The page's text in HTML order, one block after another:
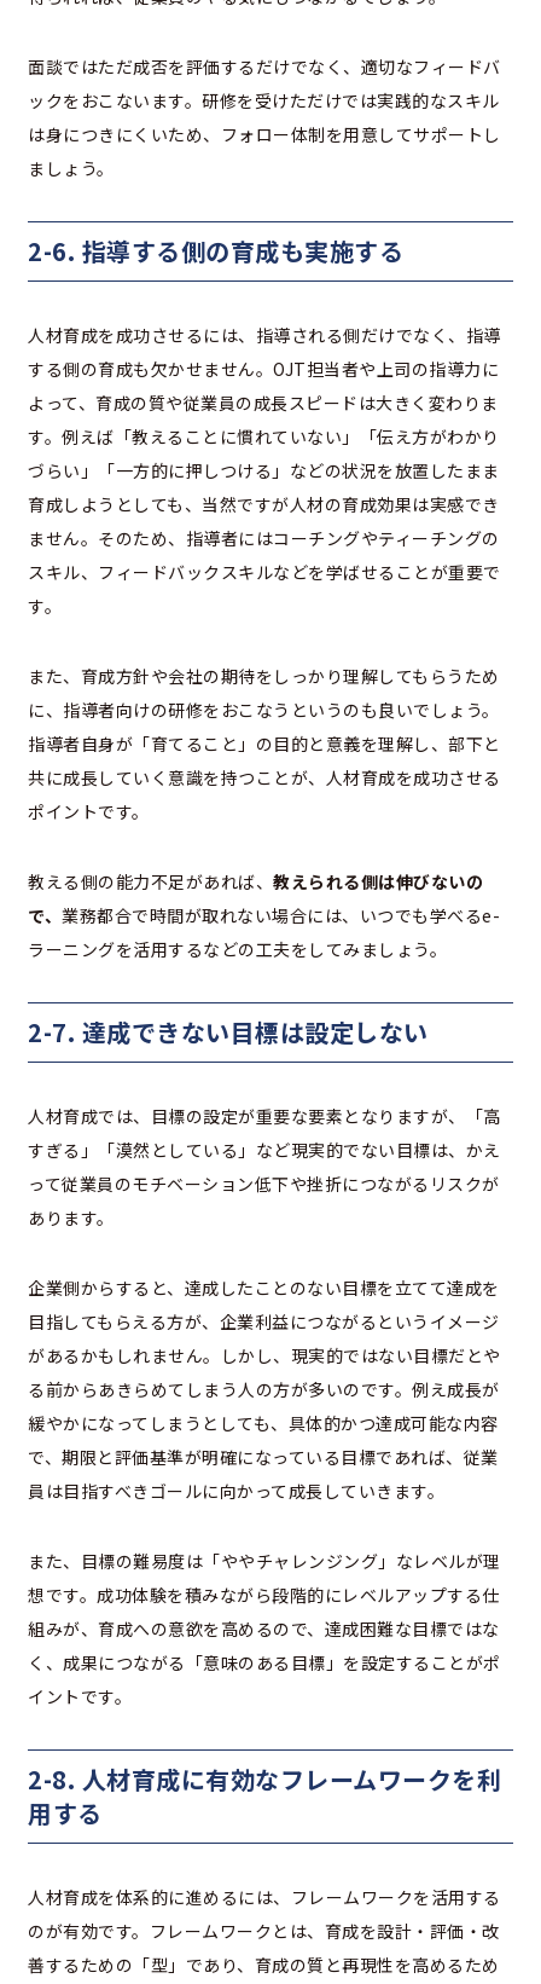
面談ではただ成否を評価するだけでなく、適切なフィードバ
ックをおこないます。研修を受けただけでは実践的なスキル
は身につきにくいため、フォロー体制を用意してサポートし
ましょう。
2-6. 指導する側の育成も実施する
人材育成を成功させるには、指導される側だけでなく、指導
する側の育成も欠かせません。OJT担当者や上司の指導力に
よって、育成の質や従業員の成長スピードは大きく変わりま
す。例えば「教えることに慣れていない」「伝え方がわかり
づらい」「一方的に押しつける」などの状況を放置したまま
育成しようとしても、当然ですが人材の育成効果は実感でき
ません。そのため、指導者にはコーチングやティーチングの
スキル、フィードバックスキルなどを学ばせることが重要で
す。
また、育成方針や会社の期待をしっかり理解してもらうため
に、指導者向けの研修をおこなうというのも良いでしょう。
指導者自身が「育てること」の目的と意義を理解し、部下と
共に成長していく意識を持つことが、人材育成を成功させる
ポイントです。
教える側の能力不足があれば、 教えられる側は伸びないの
で、 業務都合で時間が取れない場合には、いつでも学べるe-
ラーニングを活用するなどの工夫をしてみましょう。
2-7. 達成できない目標は設定しない
人材育成では、目標の設定が重要な要素となりますが、「高
すぎる」「漠然としている」など現実的でない目標は、かえ
って従業員のモチベーション低下や挫折につながるリスクが
あります。
企業側からすると、達成したことのない目標を立てて達成を
目指してもらえる方が、企業利益につながるというイメージ
があるかもしれません。しかし、現実的ではない目標だとや
る前からあきらめてしまう人の方が多いのです。例え成長が
緩やかになってしまうとしても、具体的かつ達成可能な内容
で、期限と評価基準が明確になっている目標であれば、従業
員は目指すべきゴールに向かって成長していきます。
また、目標の難易度は「ややチャレンジング」なレベルが理
想です。成功体験を積みながら段階的にレベルアップする仕
組みが、育成への意欲を高めるので、達成困難な目標ではな
く、成果につながる「意味のある目標」を設定することがポ
イントです。
2-8. 人材育成に有効なフレームワークを利
用する
人材育成を体系的に進めるには、フレームワークを活用する
のが有効です。フレームワークとは、育成を設計・評価・改
善するための「型」であり、育成の質と再現性を高めるため